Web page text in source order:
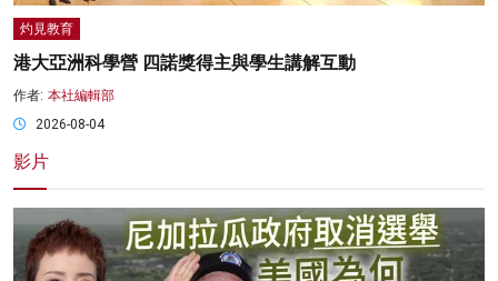
灼見教育
港大亞洲科學營 四諾獎得主與學生講解互動
作者: 本社編輯部
2026-08-04
影片